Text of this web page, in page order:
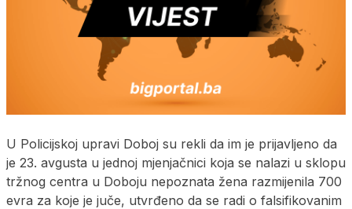
U Policijskoj upravi Doboj su rekli da im je prijavljeno da
je 23. avgusta u jednoj mjenjačnici koja se nalazi u sklopu
tržnog centra u Doboju nepoznata žena razmijenila 700
evra za koje je juče, utvrđeno da se radi o falsifikovanim